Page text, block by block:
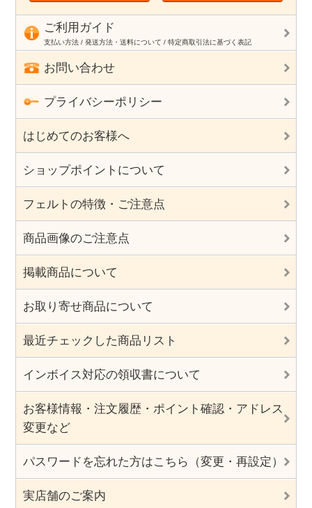
ご利用ガイド
支払い方法 / 発送方法・送料について / 特定商取引法に基づく表記
お問い合わせ
プライバシーポリシー
はじめてのお客様へ
ショップポイントについて
フェルトの特徴・ご注意点
商品画像のご注意点
掲載商品について
お取り寄せ商品について
最近チェックした商品リスト
インボイス対応の領収書について
お客様情報・注文履歴・ポイント確認・アドレス
変更など
パスワードを忘れた方はこちら（変更・再設定）
実店舗のご案内